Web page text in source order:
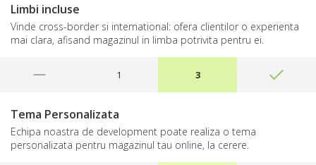
Limbi incluse
Vinde cross-border si international: ofera clientilor o experienta
mai clara, afisand magazinul in limba potrivita pentru ei.
1 3
Tema Personalizata
Echipa noastra de development poate realiza o tema
personalizata pentru magazinul tau online, la cerere.